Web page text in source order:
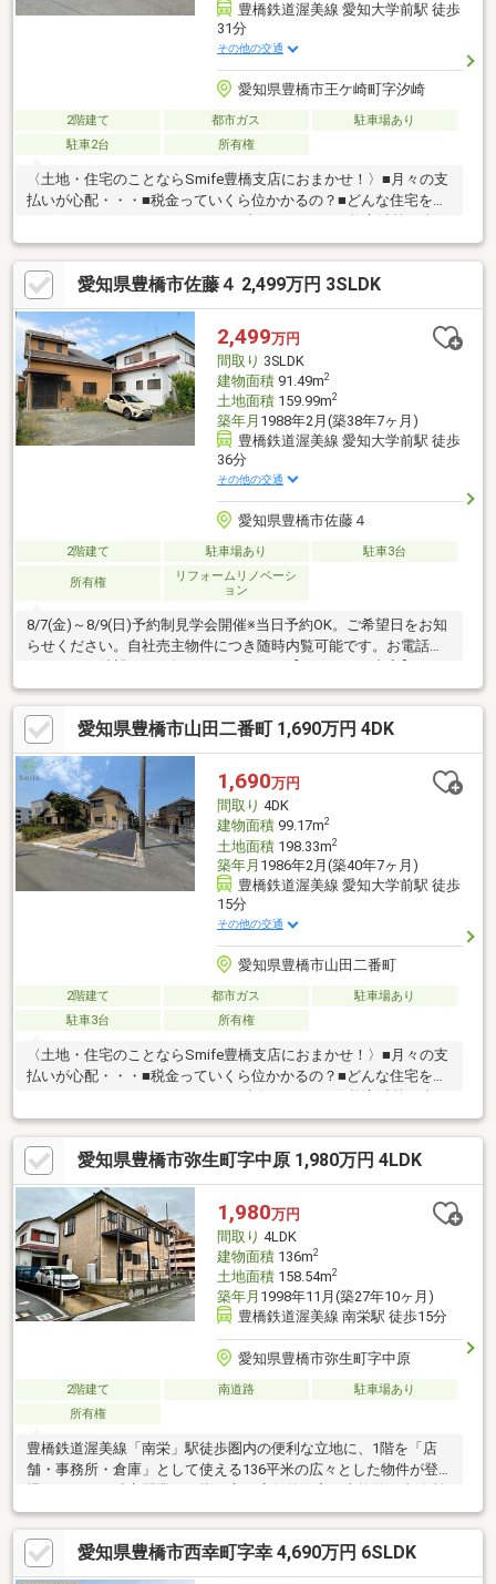
豊橋鉄道渥美線 愛知大学前駅 徒歩
31分
その他の交通
愛知県豊橋市王ケ崎町字汐崎
2階建て 都市ガス
駐車場あり
駐車2台
所有権
〈土地・住宅のことならSmife豊橋支店におまかせ！〉■月々の支
払いが心配・・・■税金っていくら位かかるの？■どんな住宅を選
め、何でもSmife豊橋支店にご相談ください！不安な住宅探し
を、しっかりとサポートいたします！！近隣に便利な施設盛りだ
くさん♪5LDKの住宅です。お車は2台駐車可能です。磯辺小学校ま
で、徒歩約25分(約1930m)南陽中学校まで、徒歩約17分(約1340m)
見学可能です。お気軽にお尋ねください。
愛知県豊橋市佐藤４ 2,499万円 3SLDK
2,499万円
間取り 3SLDK
建物面積91.49m2
土地面積159.99m2
築年月 1988年2月(築38年7ヶ月)
豊橋鉄道渥美線 愛知大学前駅 徒歩
36分
その他の交通
愛知県豊橋市佐藤４
2階建て 駐車場あり 駐車3台
所有権
リフォームリノベーシ
ョン
8/7(金)～8/9(日)予約制見学会開催※当日予約OK。ご希望日をお知
らせください。自社売主物件につき随時内覧可能です。お電話か
メールでご希望日をお知らせください。【リフォーム内容】シロ
アリ工防除工事、クリーニング、雨漏り点検システムキッチン交
換、ユニットバス交換、トイレ交換、洗面化粧台交換インターホ
ン設置、火災警報器設置、照明器具交換【おすすめポイント】・
本物件は条件により住宅ローン減税が適用されます。・シロアリ
防除工事施工後5年間保証。・お客様に合わせたローンの組み方や
金融機関をご提案。住宅ローンが初めての方でもお気軽にご相談
ください。
愛知県豊橋市山田二番町 1,690万円 4DK
1,690万円
間取り 4DK
建物面積99.17m2
土地面積198.33m2
築年月 1986年2月(築40年7ヶ月)
豊橋鉄道渥美線 愛知大学前駅 徒歩
15分
その他の交通
愛知県豊橋市山田二番町
2階建て 都市ガス
駐車場あり
駐車3台
所有権
〈土地・住宅のことならSmife豊橋支店におまかせ！〉■月々の支
払いが心配・・・■税金っていくら位かかるの？■どんな住宅を選
め、何でもSmife豊橋支店にご相談ください！不安な住宅探し
を、しっかりとサポートいたします！！近隣に便利な施設盛りだ
くさん♪栄小学校まで徒歩約10分(約950m)南部中学校まで徒歩約
15分(約1190m)お気軽にお問合せください。
愛知県豊橋市弥生町字中原 1,980万円 4LDK
1,980万円
間取り 4LDK
建物面積136m2
土地面積158.54m2
築年月 1998年11月(築27年10ヶ月)
豊橋鉄道渥美線 南栄駅 徒歩15分
愛知県豊橋市弥生町字中原
2階建て 南道路
駐車場あり
所有権
豊橋鉄道渥美線「南栄」駅徒歩圏内の便利な立地に、1階を「店
舗・事務所・倉庫」として使える136平米の広々とした物件が登
場しました！独立開業を目指す方の店舗兼住宅や本格的な事務所
としてはもちろん、ロードバイクのメンテナンスやアウトドア用
品の収納を楽しむ趣味のガレージ空間としても大活躍します。2階
の居住スペースは、光が差し込む広々としたLDKに、ほっと落ち
着く和室が隣接した使いやすい間取り。職住近接や理想の趣味部
愛知県豊橋市西幸町字幸 4,690万円 6SLDK